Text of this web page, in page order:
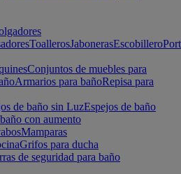
ToallerosJabonerasEscobillero
Conjuntos de muebles para
Armarios para bañoRepisa para
de baño sin LuzEspejos de baño
con aumento
Mamparas
Grifos para ducha
de seguridad para baño